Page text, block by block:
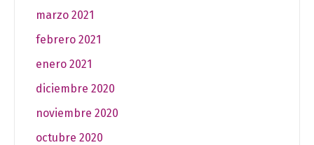
marzo 2021
febrero 2021
enero 2021
diciembre 2020
noviembre 2020
octubre 2020